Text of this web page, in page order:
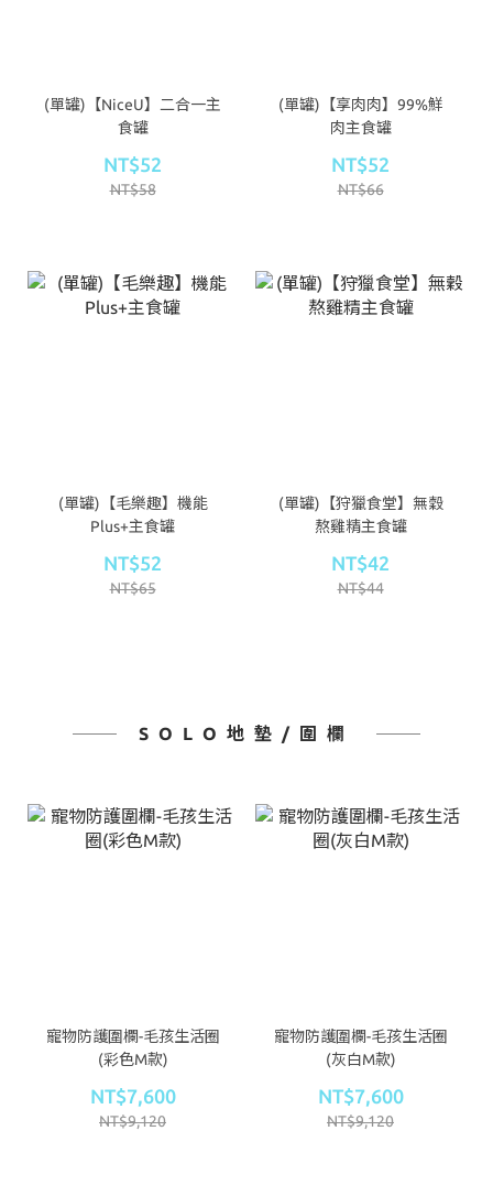
(單罐)【NiceU】二合一主
食罐
NT$52
NT$58
(單罐)【享肉肉】99%鮮
肉主食罐
NT$52
NT$66
(單罐)【毛樂趣】機能
Plus+主食罐
NT$52
NT$65
(單罐)【狩獵食堂】無穀
熬雞精主食罐
NT$42
NT$44
SOLO地墊/圍欄
寵物防護圍欄-毛孩生活圈
(彩色M款)
NT$7,600
NT$9,120
寵物防護圍欄-毛孩生活圈
(灰白M款)
NT$7,600
NT$9,120